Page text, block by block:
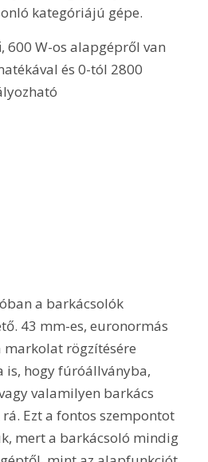
kategóriájú gépe.
600 W-os alapgépről van
és 0-tól 2800
a barkácsolók
43 mm-es, euronormás
markolat rögzítésére
is, hogy fúróállványba,
valamilyen barkács
Ezt a fontos szempontot
mert a barkácsoló mindig